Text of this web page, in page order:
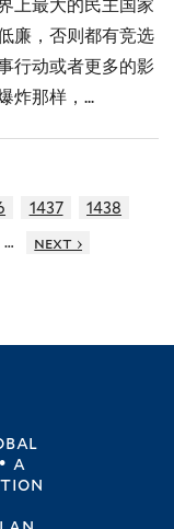
上最大的民主国家
廉，否则都有竞选
行动或者更多的影
炸那样，...
1437 1438
…
next ›
a